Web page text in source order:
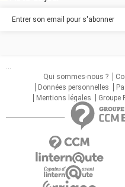
...
Qui sommes-nous ?
Données personnelles
Mentions légales
Groupe